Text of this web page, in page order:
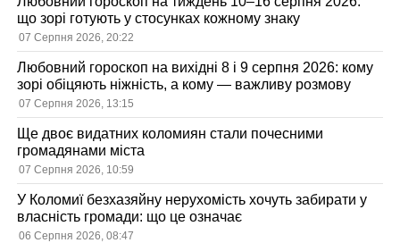
що зорі готують у стосунках кожному знаку
07 Серпня 2026, 20:22
Любовний гороскоп на вихідні 8 і 9 серпня 2026: кому
зорі обіцяють ніжність, а кому — важливу розмову
07 Серпня 2026, 13:15
Ще двоє видатних коломиян стали почесними
громадянами міста
07 Серпня 2026, 10:59
У Коломиї безхазяйну нерухомість хочуть забирати у
власність громади: що це означає
06 Серпня 2026, 08:47